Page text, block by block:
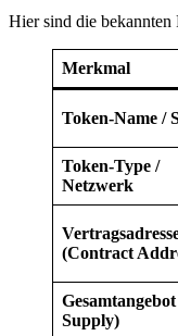
Hier sind die
Merkmal
Token-Name /
Token-Type /
Netzwerk
(Contract
Supply)